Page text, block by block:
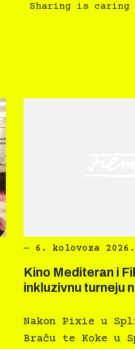
Sharing is caring
― 6. kolovoza 2026.
Kino Mediteran i
inkluzivnu turneju
Nakon Pixie u
Braču te Koke u